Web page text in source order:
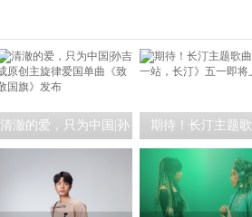
清澈的爱，只为中国|孙
吉成原创主旋律爱国单
曲《致敬国旗》发布
期待！长汀主题
《这一站，长汀》
即将上线